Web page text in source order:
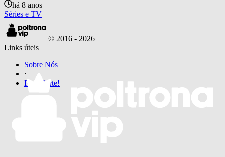
há 8 anos
Séries e TV
© 2016 - 2026
Links úteis
Sobre Nós
·
Faça Parte!